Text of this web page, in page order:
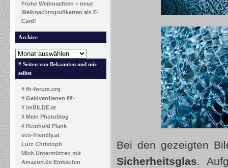
Frohe Weihnachten + neue
Weihnachtsgrußkarten als E-
Card!
Archive
# Seiten von Bekannten und mir
selbst
# fh-forum.org
# Geldverdienen €€-
# imBILDE.at
# Mein Photoblog
# Reinhold Plank
eco-friendly.at
Lurz Christoph
Mich Unterstützen mit
Amazon.de Einkäufen
Bei den gezeigten
Sicherheitsglas.